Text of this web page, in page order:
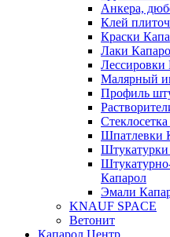
Анкера,
Клей
Краски
Лаки
Лессировки
Малярный
Профиль
Шпатлевки
Капарол
Эмали
KNAUF SPACE
Ветонит
Капарол Центр